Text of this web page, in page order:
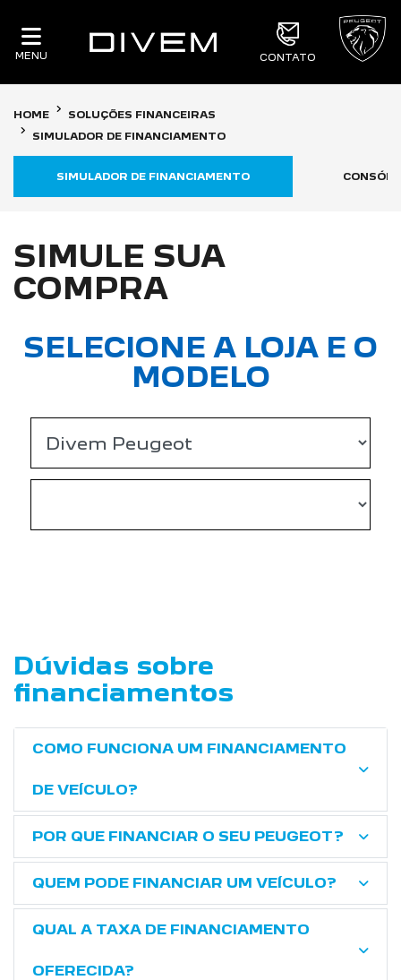
MENU CONTATO
HOME
SOLUÇÕES FINANCEIRAS
SIMULADOR DE FINANCIAMENTO
SIMULADOR DE FINANCIAMENTO
SIMULE SUA
COMPRA
SELECIONE A LOJA E O
MODELO
Dúvidas sobre
financiamentos
COMO FUNCIONA UM FINANCIAMENTO
DE VEÍCULO?
POR QUE FINANCIAR O SEU PEUGEOT?
QUEM PODE FINANCIAR UM VEÍCULO?
QUAL A TAXA DE FINANCIAMENTO
OFERECIDA?